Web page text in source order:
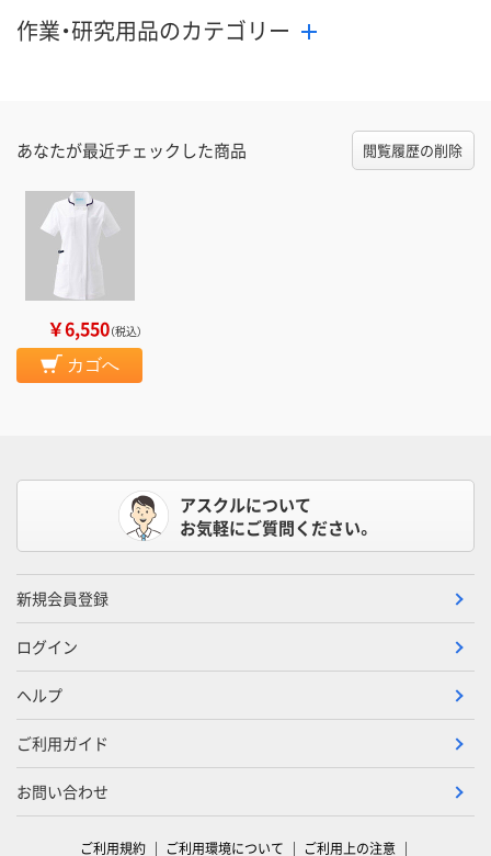
作業・研究用品のカテゴリー
あなたが最近チェックした商品 閲覧履歴の削除
￥6,550（税込）
カゴへ
アスクルについて
お気軽にご質問ください。
新規会員登録
ログイン
ヘルプ
ご利用ガイド
お問い合わせ
ご利用規約 ご利用環境について ご利用上の注意